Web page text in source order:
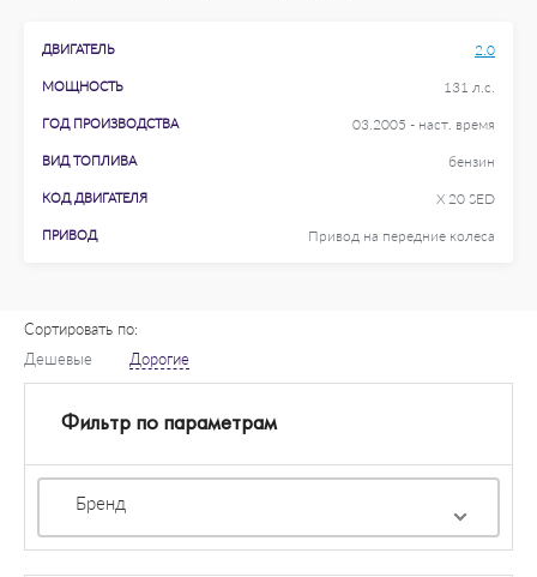
ДВИГАТЕЛЬ 2.0
МОЩНОСТЬ 131 л.с.
ГОД ПРОИЗВОДСТВА 03.2005 - наст. время
ВИД ТОПЛИВА бензин
КОД ДВИГАТЕЛЯ X 20 SED
ПРИВОД Привод на передние колеса
Сортировать по:
Дешевые
Дорогие
Фильтр по параметрам
Бренд